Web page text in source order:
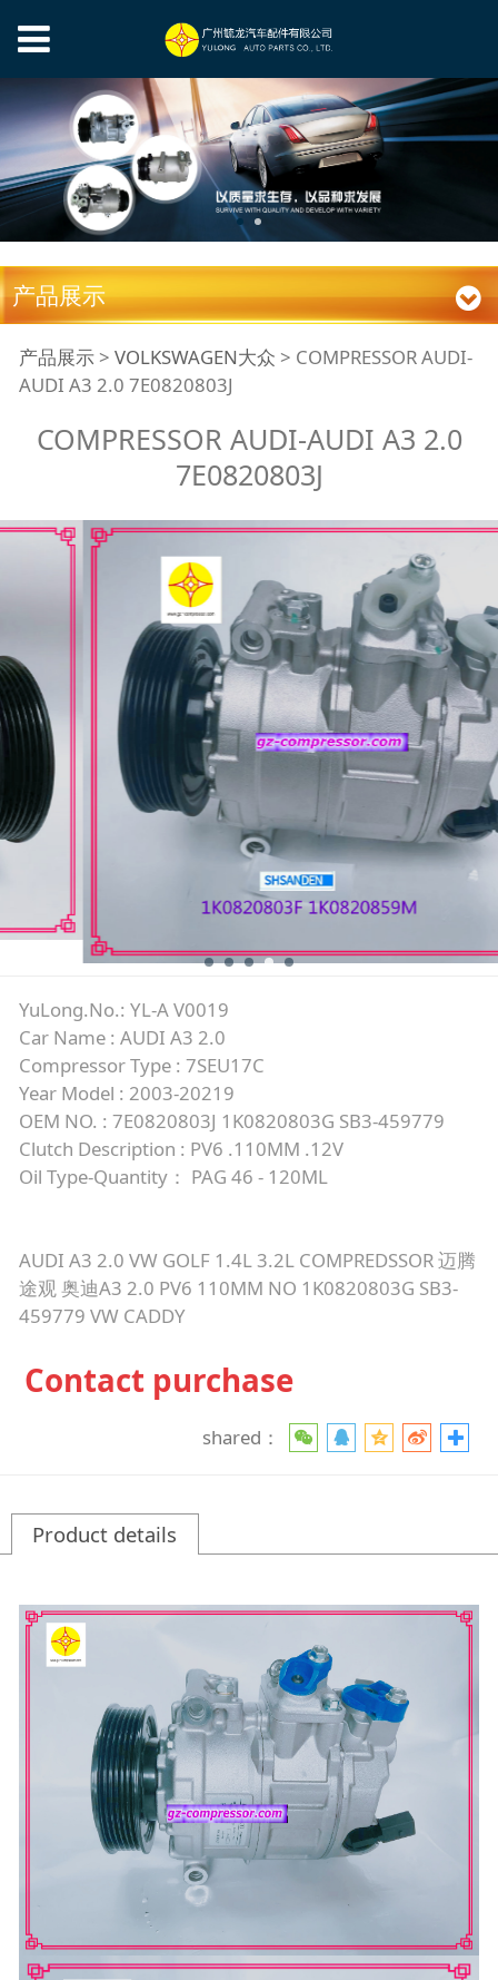
产品展示
COMPRESSOR AUDI-
AUDI A3 2.0
7E0820803J
产品展示> VOLKSWAGEN大众 > COMPRESSOR AUDI-
AUDI A3 2.0 7E0820803J
COMPRESSOR AUDI-AUDI A3 2.0
7E0820803J
YuLong.No.: YL-A V0019
Car Name : AUDI A3 2.0
Compressor Type : 7SEU17C
Year Model : 2003-20219
OEM NO. : 7E0820803J 1K0820803G SB3-459779
Clutch Description : PV6 .110MM .12V
Oil Type-Quantity： PAG 46 - 120ML
AUDI A3 2.0 VW GOLF 1.4L 3.2L COMPREDSSOR 迈腾
途观 奥迪A3 2.0 PV6 110MM NO 1K0820803G SB3-
459779 VW CADDY
Contact purchase
shared：
Product details